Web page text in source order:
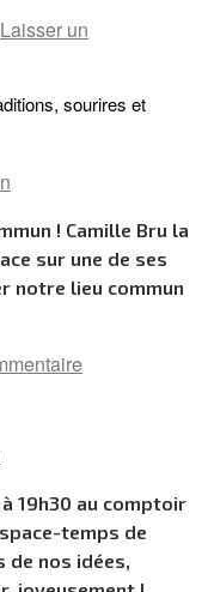
Laisser un
sourires et
! Camille Bru la
sur une de ses
notre lieu commun
19h30 au comptoir
temps de
nos idées,